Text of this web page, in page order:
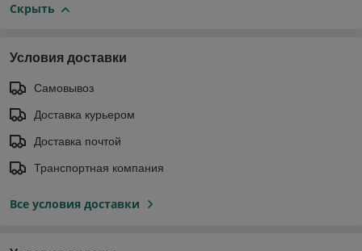
Скрыть
Условия доставки
Самовывоз
Доставка курьером
Доставка почтой
Транспортная компания
Все условия доставки